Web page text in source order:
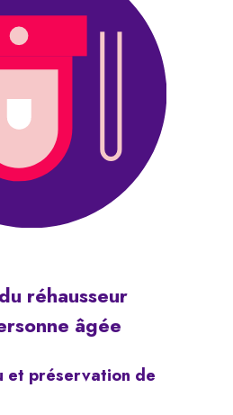
du réhausseur
âgée
et préservation de